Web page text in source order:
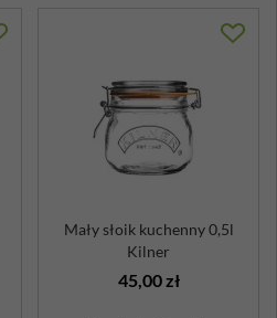
Mały słoik kuchenny 0,5l
Kilner
45,00 zł